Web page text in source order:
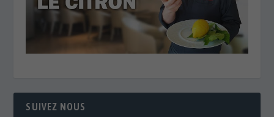
SUIVEZ NOUS
INSTAGRAM